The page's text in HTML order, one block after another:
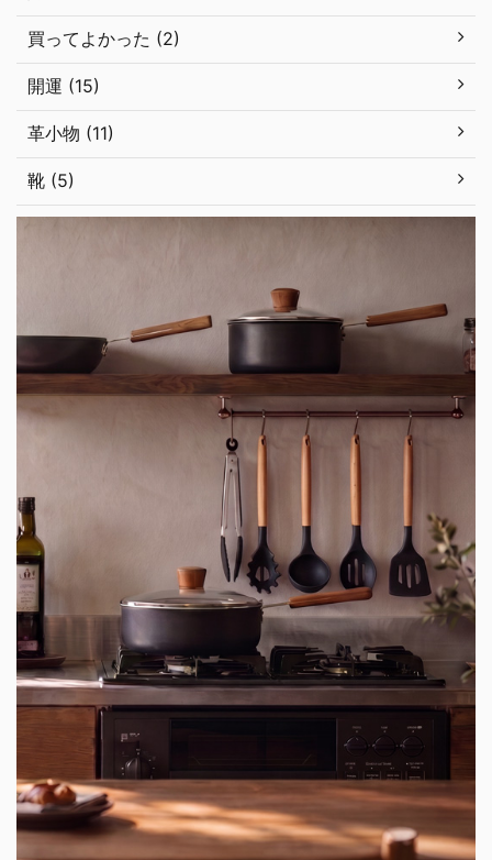
買ってよかった (2)
開運 (15)
革小物 (11)
靴 (5)